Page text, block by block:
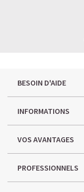
BESOIN D'AIDE
INFORMATIONS
VOS AVANTAGES
PROFESSIONNELS